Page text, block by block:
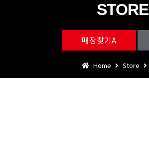
STORE
매장찾기A
Home Store